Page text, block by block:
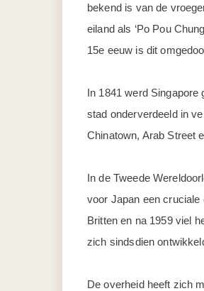
bekend is van de
eiland als ‘Po Pou
15e eeuw is dit
In 1841 werd Singapore
stad onderverdeeld in
Chinatown, Arab Street
In de Tweede
voor Japan een
Britten en na 1959 viel
zich sindsdien
De overheid heeft zich